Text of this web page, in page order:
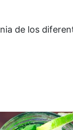
de los